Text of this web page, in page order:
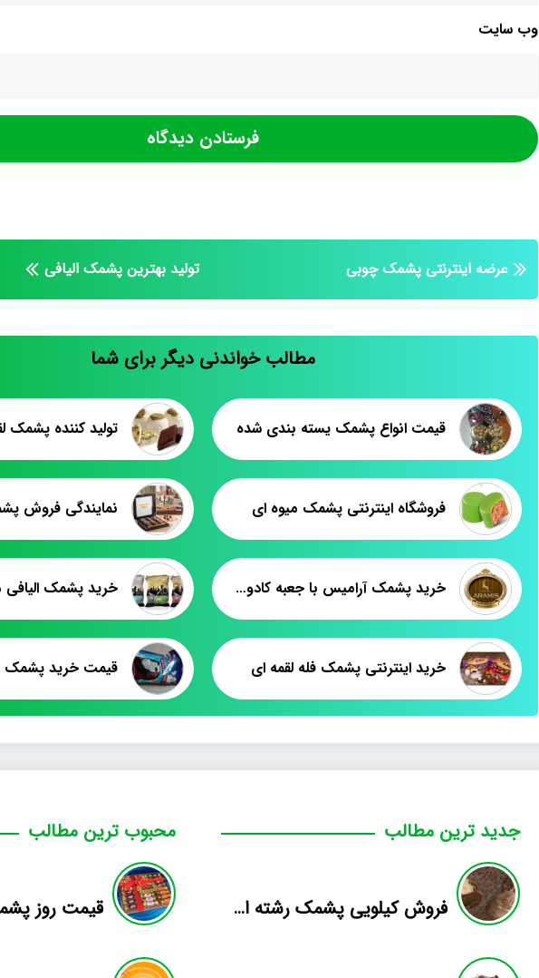
وب‌ سایت
عرضه اینترنتی پشمک چوبی تولید بهترین پشمک الیافی
مطالب خواندنی دیگر برای شما
قیمت انواع پشمک یسته بندی شده
فروشگاه اینترنتی پشمک میوه ای نمایندگی فروش
خرید پشمک آرامیس با جعبه کادویی اسکار
خرید اینترنتی پشمک فله لقمه ای
جدید ترین مطالب
فروش کیلویی پشمک رشته ای طعم دار میوه
محبوب ترین مطالب
قیمت روز